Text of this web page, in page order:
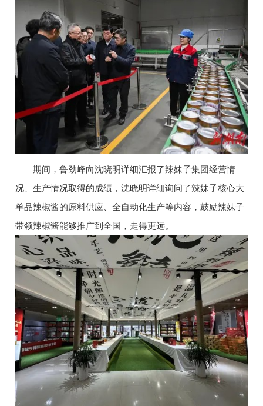
期间，鲁劲峰向沈晓明详细汇报了辣妹子集团经营情
况、生产情况取得的成绩，沈晓明详细询问了辣妹子核心大
单品辣椒酱的原料供应、全自动化生产等内容，鼓励辣妹子
带领辣椒酱能够推广到全国，走得更远。